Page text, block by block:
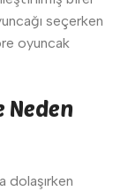
seçerken
oyuncak
Neden
dolaşırken